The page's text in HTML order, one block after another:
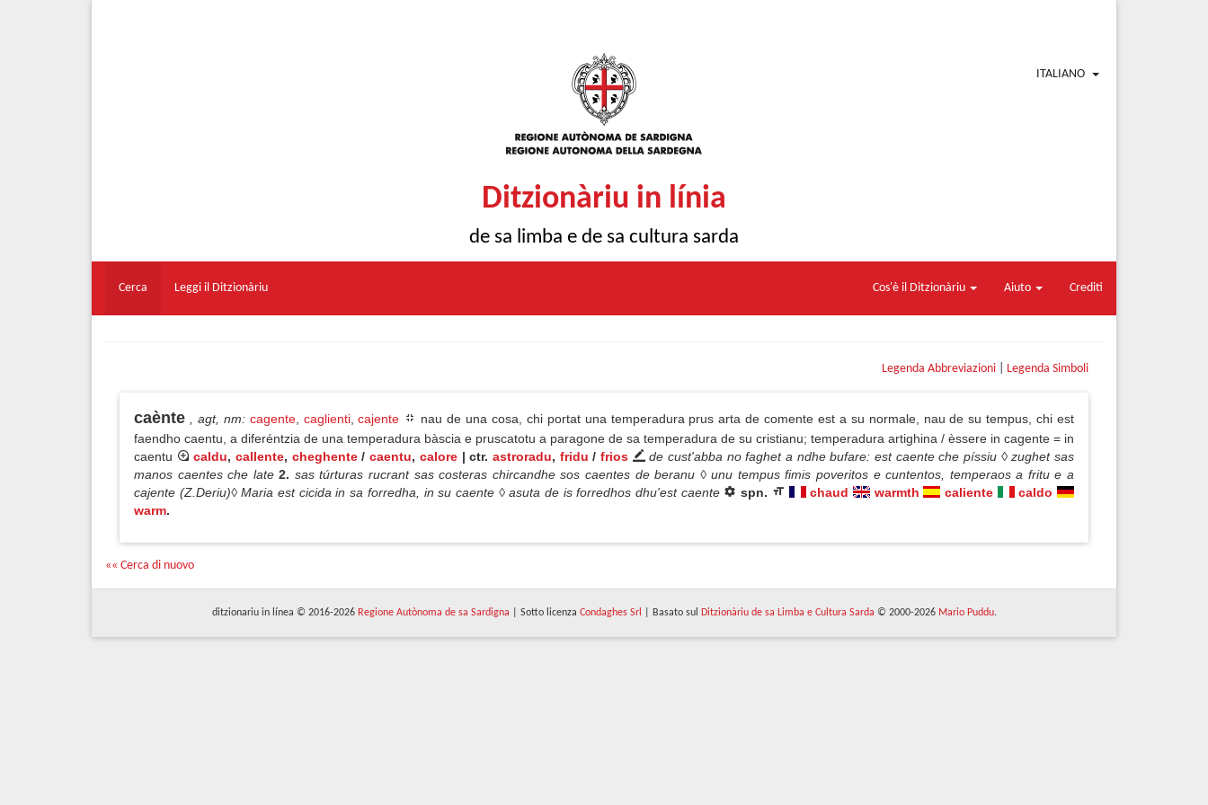
ITALIANO
Ditzionàriu in línia
de sa limba e de sa cultura sarda
Cerca Leggi il Ditzionàriu Cos'è il Ditzionàriu Aiuto Crediti
Legenda Abbreviazioni Legenda Simboli
caènte , agt, nm: cagente, caglienti,cajente
nau de una cosa, chi portat una temperadura prus arta de comente est a su normale, nau de su tempus, chi est
faendho caentu, a diferéntzia de una temperadura bàscia e pruscatotu a paragone de sa temperadura de su cristianu; temperadura artighina / èssere in cagente = in
caentu
caldu,callente, cheghente / caentu, calore | ctr. astroradu, fridu / frios
de cust'abba no faghet a ndhe bufare: est caente che píssiu ◊ zughet sas
manos caentes che late2. sas túrturas rucrant sas costeras chircandhe sos caentes de beranu ◊ unu tempus fimis poveritos e cuntentos, temperaos a fritu e a
cajente (Z.Deriu)◊ Maria est cicida in sa forredha, in su caente ◊ asuta de is forredhos dhu'est caente
spn. chaud warmth caliente
caldo
warm.
«« Cerca di nuovo
ditzionariu in línea © 2016-2026 Regione Autònoma de sa Sardigna | Sotto licenza Condaghes Srl | Basato sul Ditzionàriu de sa Limba e Cultura Sarda © 2000-2026 Mario Puddu.